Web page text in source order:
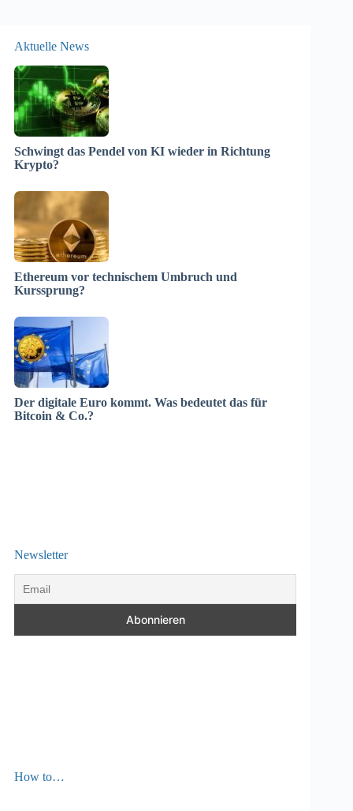
Aktuelle News
Schwingt das Pendel von KI wieder in Richtung
Krypto?
Ethereum vor technischem Umbruch und
Kurssprung?
Der digitale Euro kommt. Was bedeutet das für
Bitcoin & Co.?
Newsletter
How to…